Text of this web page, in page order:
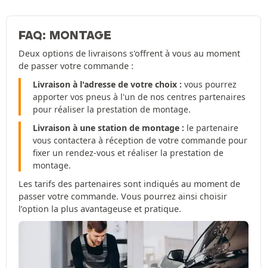
FAQ: MONTAGE
Deux options de livraisons s'offrent à vous au moment
de passer votre commande :
Livraison à l'adresse de votre choix : vous pourrez
apporter vos pneus à l'un de nos centres partenaires
pour réaliser la prestation de montage.
Livraison à une station de montage : le partenaire
vous contactera à réception de votre commande pour
fixer un rendez-vous et réaliser la prestation de
montage.
Les tarifs des partenaires sont indiqués au moment de
passer votre commande. Vous pourrez ainsi choisir
l’option la plus avantageuse et pratique.